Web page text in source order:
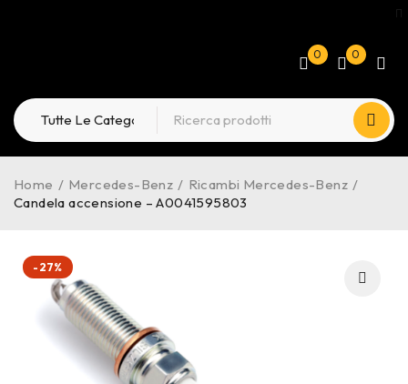
0 0
Home / Mercedes-Benz / Ricambi Mercedes-Benz /
Candela accensione – A0041595803
-27%